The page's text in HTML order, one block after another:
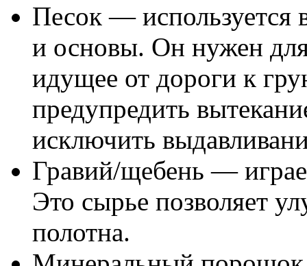
Песок — используется
и основы. Он нужен для
идущее от дороги к
предупредить
исключить
Гравий/щебень —
Это сырье позволяет
полотна.